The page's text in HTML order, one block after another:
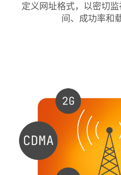
定义网址格式，以密切
间、成功率和